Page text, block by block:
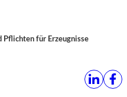
für Erzeugnisse